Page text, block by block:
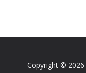
Copyright © 2026